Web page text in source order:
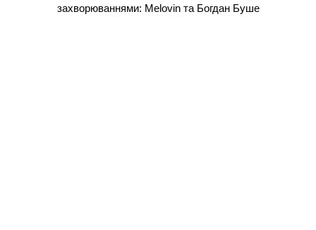
захворюваннями: Melovin та Богдан Буше